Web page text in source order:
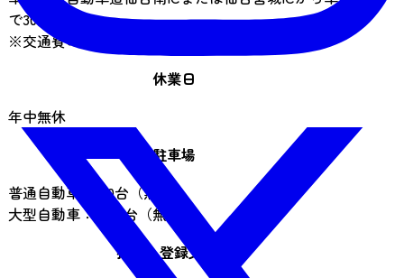
で30分
※交通費の目安：1,150円（宮城交通バス料金）
休業日
年中無休
駐車場
普通自動車：100台（無料）
大型自動車：5～6台（無料）
指定・登録文化財